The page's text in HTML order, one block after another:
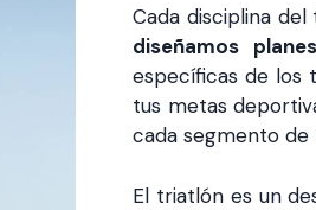
Cada disciplina
diseñamos
específicas de los
tus metas
cada segmento de
El triatlón es un